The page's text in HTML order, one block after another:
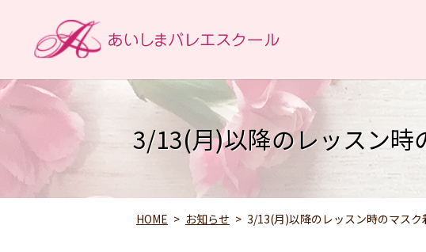
3/13(月)以降のレッスン時
HOME お知らせ 3/13(月)以降のレッスン時のマス